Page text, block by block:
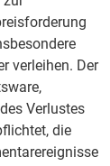
verleihen. Der
Verlustes
die